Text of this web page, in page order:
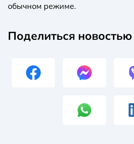
обычном режиме.
Поделиться новостью